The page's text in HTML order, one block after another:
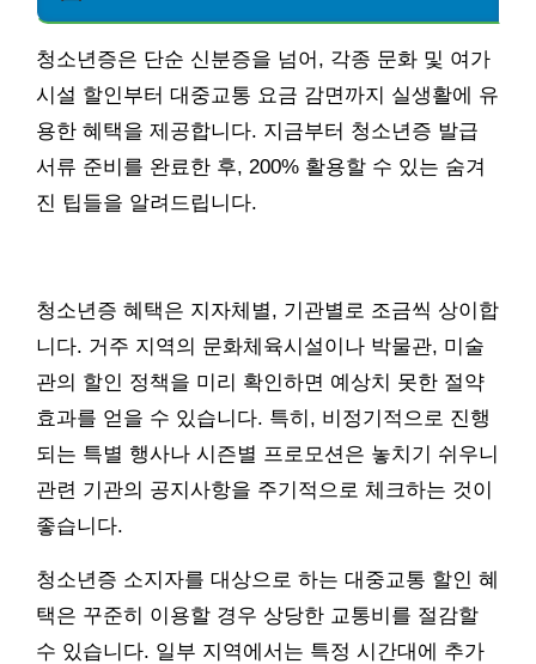
청소년증은 단순 신분증을 넘어, 각종 문화 및 여가
시설 할인부터 대중교통 요금 감면까지 실생활에 유
용한 혜택을 제공합니다. 지금부터 청소년증 발급
서류 준비를 완료한 후, 200% 활용할 수 있는 숨겨
진 팁들을 알려드립니다.
청소년증 혜택은 지자체별, 기관별로 조금씩 상이합
니다. 거주 지역의 문화체육시설이나 박물관, 미술
관의 할인 정책을 미리 확인하면 예상치 못한 절약
효과를 얻을 수 있습니다. 특히, 비정기적으로 진행
되는 특별 행사나 시즌별 프로모션은 놓치기 쉬우니
관련 기관의 공지사항을 주기적으로 체크하는 것이
좋습니다.
청소년증 소지자를 대상으로 하는 대중교통 할인 혜
택은 꾸준히 이용할 경우 상당한 교통비를 절감할
수 있습니다. 일부 지역에서는 특정 시간대에 추가